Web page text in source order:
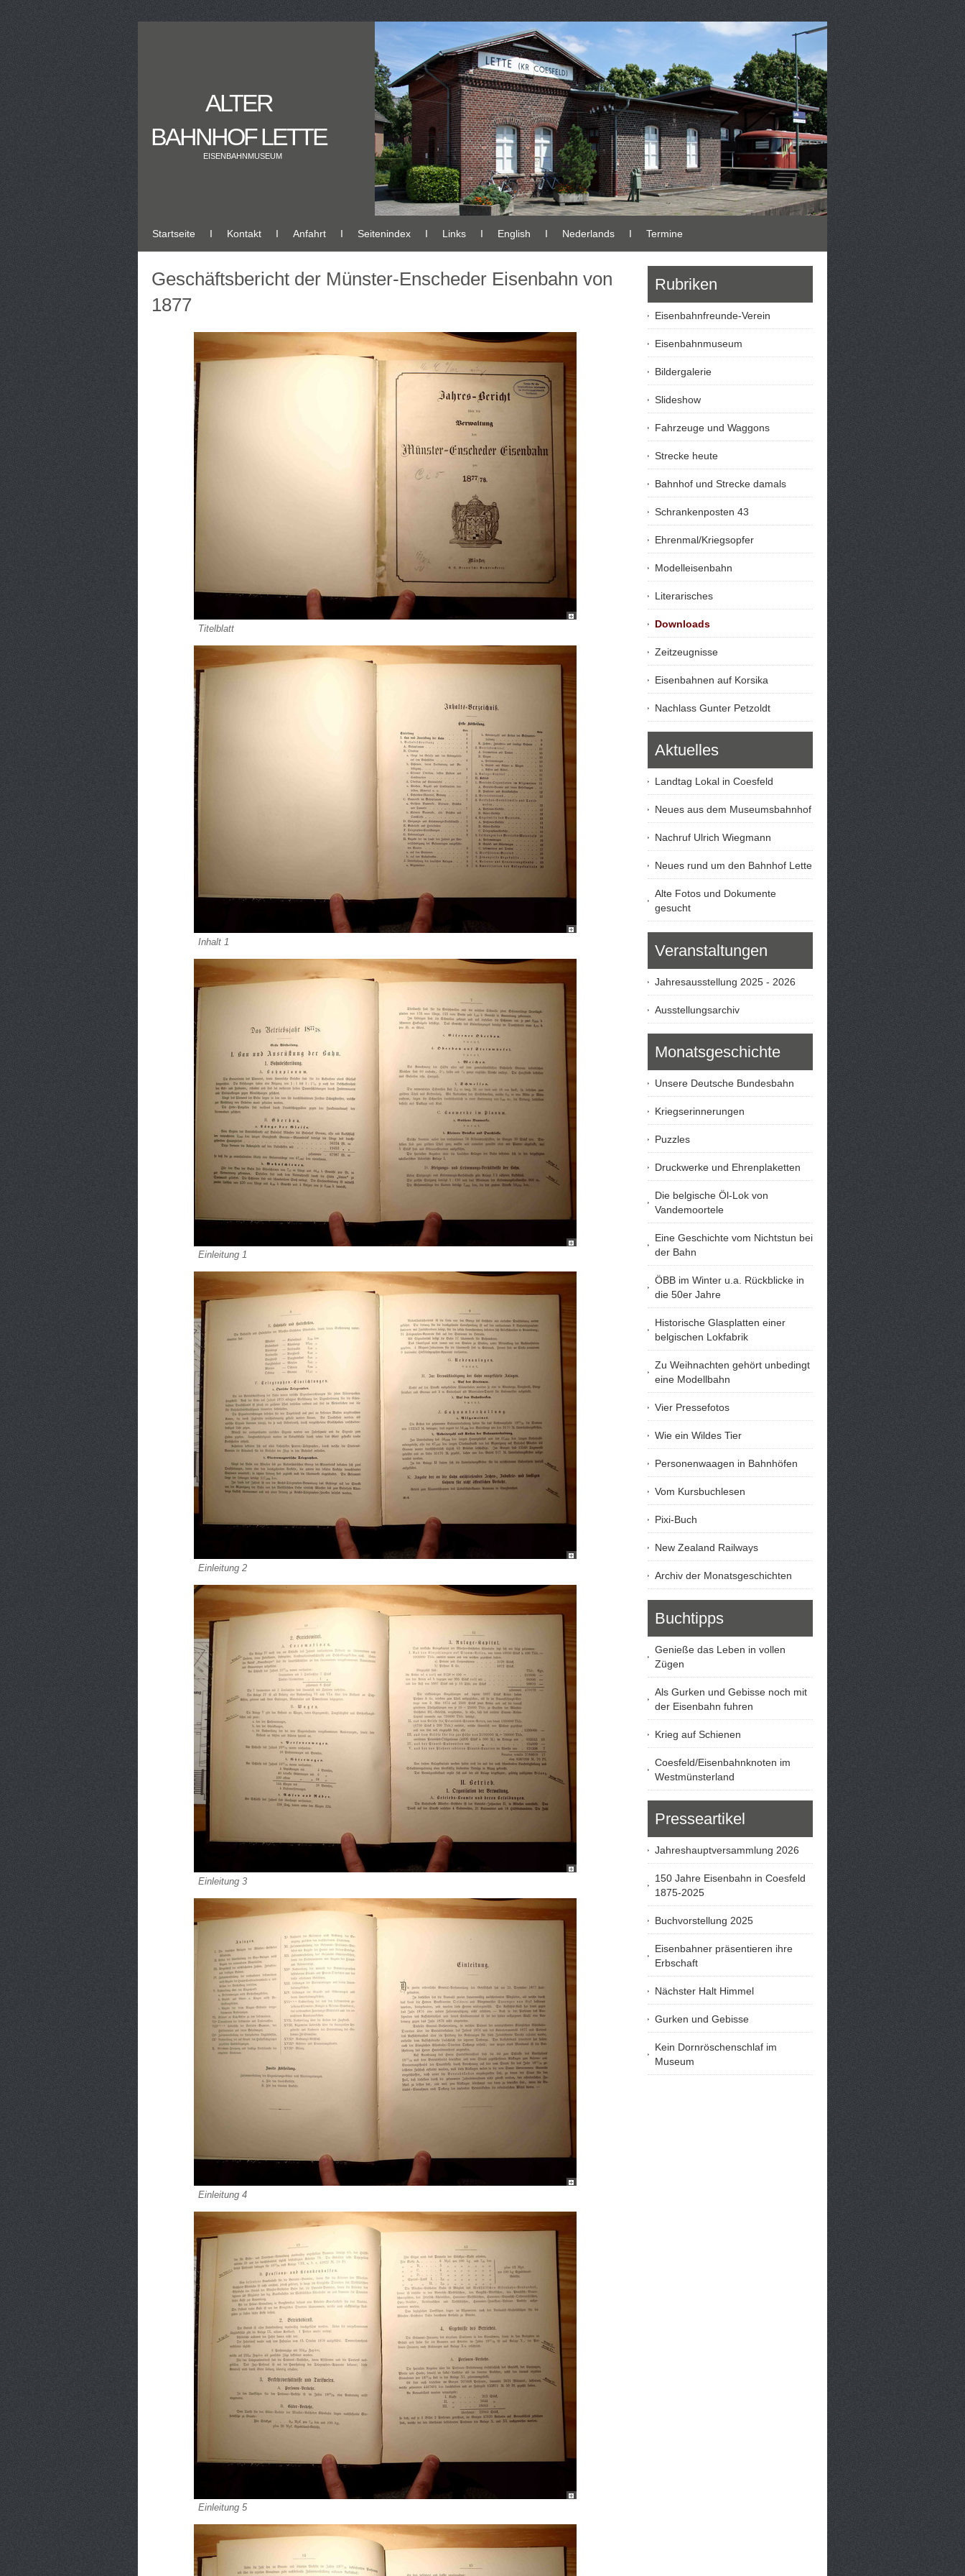
ALTER
BAHNHOF LETTE
EISENBAHNMUSEUM
Startseite Ι Kontakt Ι Anfahrt Ι Seitenindex Ι Links Ι English Ι Nederlands Ι Termine
Rubriken
Eisenbahnfreunde-Verein
Eisenbahnmuseum
Bildergalerie
Slideshow
Fahrzeuge und Waggons
Strecke heute
Bahnhof und Strecke damals
Schrankenposten 43
Ehrenmal/Kriegsopfer
Modelleisenbahn
Literarisches
Downloads
Zeitzeugnisse
Eisenbahnen auf Korsika
Nachlass Gunter Petzoldt
Aktuelles
Landtag Lokal in Coesfeld
Neues aus dem Museumsbahnhof
Nachruf Ulrich Wiegmann
Neues rund um den Bahnhof Lette
Alte Fotos und Dokumente
gesucht
Veranstaltungen
Jahresausstellung 2025 - 2026
Ausstellungsarchiv
Monatsgeschichte
Unsere Deutsche Bundesbahn
Kriegserinnerungen
Puzzles
Druckwerke und Ehrenplaketten
Die belgische Öl-Lok von
Vandemoortele
Eine Geschichte vom Nichtstun bei
der Bahn
ÖBB im Winter u.a. Rückblicke in
die 50er Jahre
Historische Glasplatten einer
belgischen Lokfabrik
Zu Weihnachten gehört unbedingt
eine Modellbahn
Vier Pressefotos
Wie ein Wildes Tier
Personenwaagen in Bahnhöfen
Vom Kursbuchlesen
Pixi-Buch
New Zealand Railways
Archiv der Monatsgeschichten
Buchtipps
Genieße das Leben in vollen
Zügen
Als Gurken und Gebisse noch mit
der Eisenbahn fuhren
Krieg auf Schienen
Coesfeld/Eisenbahnknoten im
Westmünsterland
Presseartikel
Jahreshauptversammlung 2026
150 Jahre Eisenbahn in Coesfeld
1875-2025
Buchvorstellung 2025
Eisenbahner präsentieren ihre
Erbschaft
Nächster Halt Himmel
Gurken und Gebisse
Kein Dornröschenschlaf im
Museum
Geschäftsbericht der Münster-Enscheder Eisenbahn von
1877
Titelblatt
Inhalt 1
Einleitung 1
Einleitung 2
Einleitung 3
Einleitung 4
Einleitung 5